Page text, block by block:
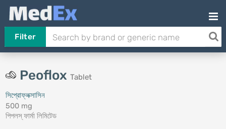
Filter
Peoflox Tablet
সিপ্রোফ্লক্সাসিন
500 mg
পিপলস্‌ ফার্মা লিমিটেড